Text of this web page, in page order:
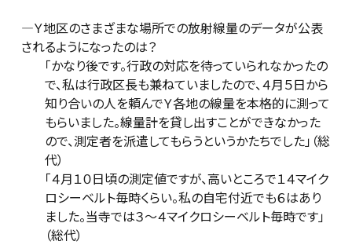
―Ｙ地区のさまざまな場所での放射線量のデータが公表
されるようになったのは？
「かなり後です。行政の対応を待っていられなかったの
で、私は行政区長も兼ねていましたので、４月５日から
知り合いの人を頼んでＹ各地の線量を本格的に測って
もらいました。線量計を貸し出すことができなかった
ので、測定者を派遣してもらうというかたちでした」（総
代）
「４月１０日頃の測定値ですが、高いところで１４マイク
ロシーベルト毎時くらい。私の自宅付近でも６はあり
ました。当寺では３～４マイクロシーベルト毎時です」
（総代）